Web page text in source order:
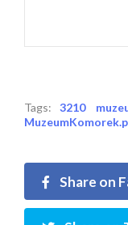
Tags: 3210
Share on